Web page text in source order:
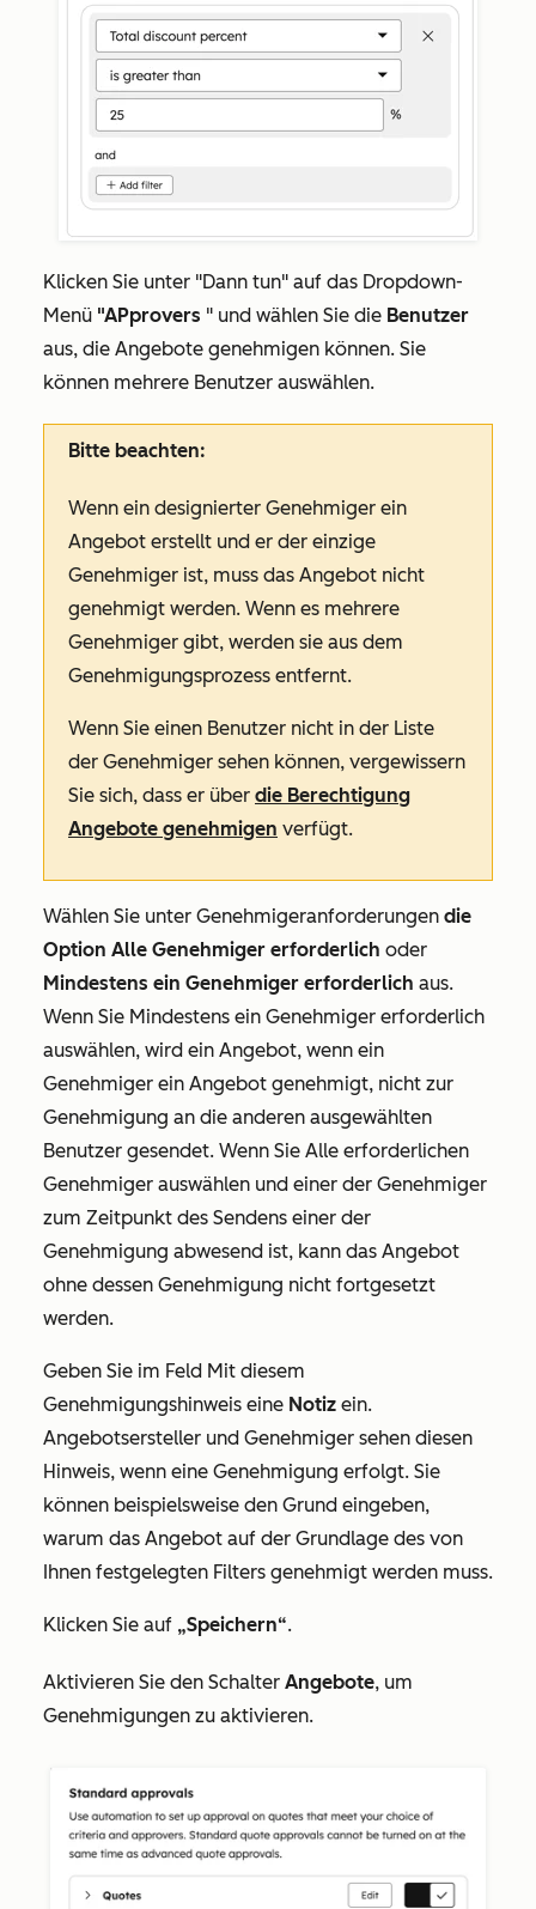
Klicken Sie unter "Dann tun" auf das Dropdown-
Menü "APprovers " und wählen Sie die Benutzer
aus, die Angebote genehmigen können. Sie
können mehrere Benutzer auswählen.
Bitte beachten:
Wenn ein designierter Genehmiger ein
Angebot erstellt und er der einzige
Genehmiger ist, muss das Angebot nicht
genehmigt werden. Wenn es mehrere
Genehmiger gibt, werden sie aus dem
Genehmigungsprozess entfernt.
Wenn Sie einen Benutzer nicht in der Liste
der Genehmiger sehen können, vergewissern
Sie sich, dass er über die Berechtigung
Angebote genehmigen verfügt.
Wählen Sie unter Genehmigeranforderungen die
Option Alle Genehmiger erforderlich oder
Mindestens ein Genehmiger erforderlich aus.
Wenn Sie Mindestens ein Genehmiger erforderlich
auswählen, wird ein Angebot, wenn ein
Genehmiger ein Angebot genehmigt, nicht zur
Genehmigung an die anderen ausgewählten
Benutzer gesendet. Wenn Sie Alle erforderlichen
Genehmiger auswählen und einer der Genehmiger
zum Zeitpunkt des Sendens einer der
Genehmigung abwesend ist, kann das Angebot
ohne dessen Genehmigung nicht fortgesetzt
werden.
Geben Sie im Feld Mit diesem
Genehmigungshinweis eine Notiz ein.
Angebotsersteller und Genehmiger sehen diesen
Hinweis, wenn eine Genehmigung erfolgt. Sie
können beispielsweise den Grund eingeben,
warum das Angebot auf der Grundlage des von
Ihnen festgelegten Filters genehmigt werden muss.
Klicken Sie auf „Speichern“.
Aktivieren Sie den Schalter Angebote, um
Genehmigungen zu aktivieren.